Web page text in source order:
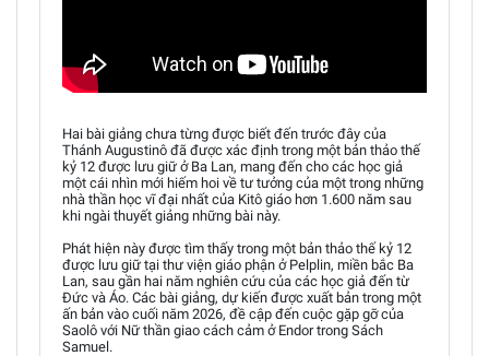
Hai bài giảng chưa từng được biết đến trước đây của
Thánh Augustinô đã được xác định trong một bản thảo thế
kỷ 12 được lưu giữ ở Ba Lan, mang đến cho các học giả
một cái nhìn mới hiếm hoi về tư tưởng của một trong những
nhà thần học vĩ đại nhất của Kitô giáo hơn 1.600 năm sau
khi ngài thuyết giảng những bài này.
Phát hiện này được tìm thấy trong một bản thảo thế kỷ 12
được lưu giữ tại thư viện giáo phận ở Pelplin, miền bắc Ba
Lan, sau gần hai năm nghiên cứu của các học giả đến từ
Đức và Áo. Các bài giảng, dự kiến được xuất bản trong một
ấn bản vào cuối năm 2026, đề cập đến cuộc gặp gỡ của
Saolô với Nữ thần giao cách cảm ở Endor trong Sách
Samuel.